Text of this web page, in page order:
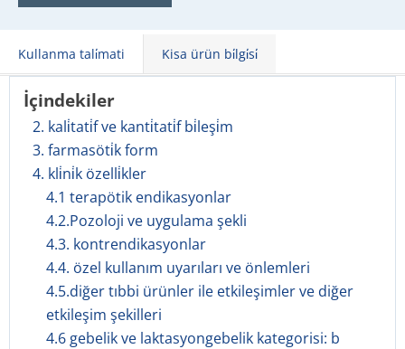
Kullanma tali̇mati Kisa ürün bi̇lgi̇si̇
İçindekiler
2. kali̇tati̇f ve kanti̇tati̇f bi̇leşi̇m
3. farmasöti̇k form
4. kli̇ni̇k özelli̇kler
4.1 terapötik endikasyonlar
4.2.Pozoloji ve uygulama şekli
4.3. kontrendikasyonlar
4.4. özel kullanım uyarıları ve önlemleri
4.5.diğer tıbbi ürünler ile etkileşimler ve diğer
etkileşim şekilleri
4.6 gebelik ve laktasyongebelik kategorisi: b